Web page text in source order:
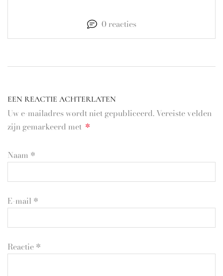
0 reacties
EEN REACTIE ACHTERLATEN
Uw e-mailadres wordt niet gepubliceerd. Vereiste velden
zijn gemarkeerd met *
Naam *
E-mail *
Reactie *